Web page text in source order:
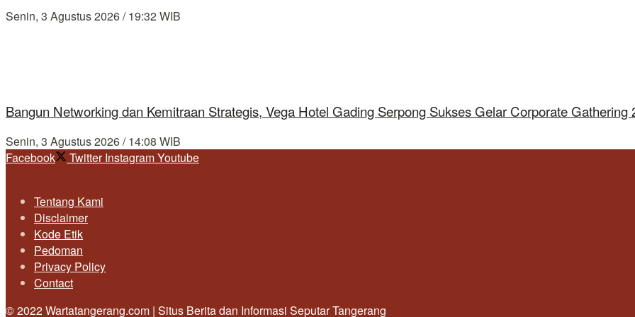
Senin, 3 Agustus 2026 / 19:32 WIB
Bangun Networking dan Kemitraan Strategis, Vega Hotel Gading Serpong Sukses Gelar Corporate Gathering
Senin, 3 Agustus 2026 / 14:08 WIB
Facebook
Twitter InstagramYoutube
Tentang Kami
Disclaimer
Kode Etik
Pedoman
Privacy Policy
Contact
© 2022 Wartatangerang.com | Situs Berita dan Informasi Seputar Tangerang